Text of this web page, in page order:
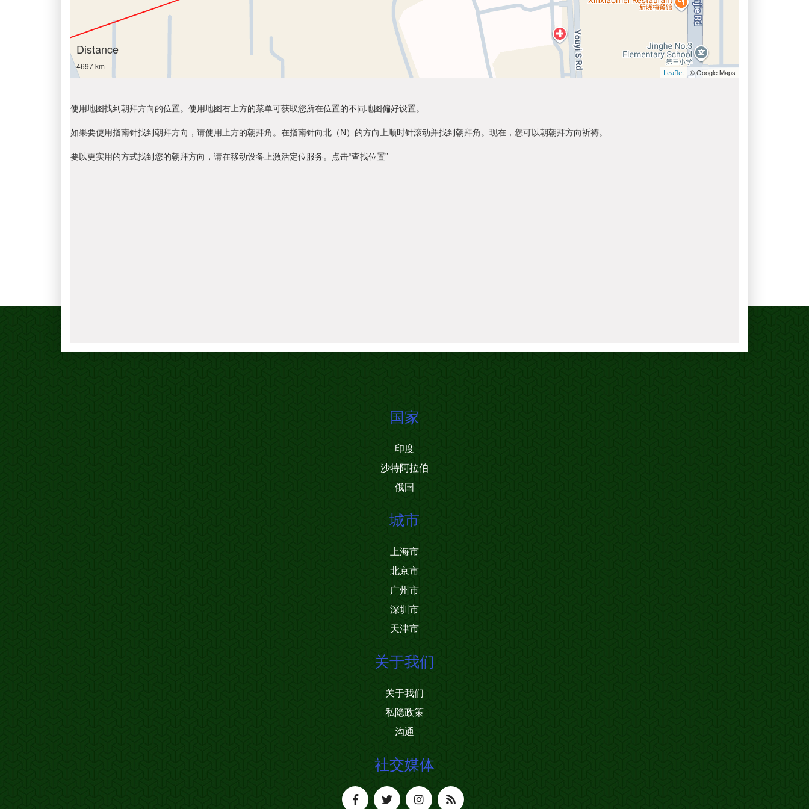
Distance
4697 km
Leaflet | © Google Maps
使用地图找到朝拜方向的位置。使用地图右上方的菜单可获取您所在位置的不同地图偏好设置。
如果要使用指南针找到朝拜方向，请使用上方的朝拜角。在指南针向北（N）的方向上顺时针滚动并找到朝拜角。现在，您可以朝朝拜方向祈祷。
要以更实用的方式找到您的朝拜方向，请在移动设备上激活定位服务。点击“查找位置”
国家
印度
沙特阿拉伯
俄国
城市
上海市
北京市
广州市
深圳市
天津市
关于我们
关于我们
私隐政策
沟通
社交媒体